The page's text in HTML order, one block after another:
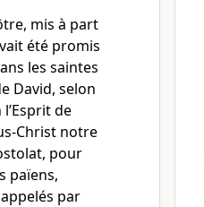
mis à part
été promis
les saintes
David, selon
de
Christ notre
pour
païens,
par